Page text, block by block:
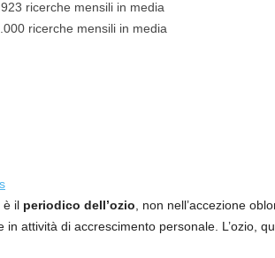
ricerche mensili in media
ricerche mensili in media
è il periodico dell’ozio , non nell’accezione
in attività di accrescimento personale. L’ozio,